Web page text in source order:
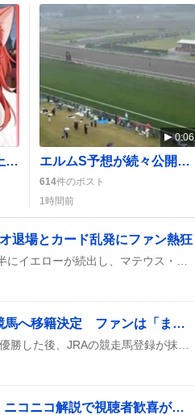
ストリヌ初日が大盛り上がり！新たな仲間と釣り大会で歓喜の声が広がる
0:06
エルムS予想が続々公開、ユーザー熱狂の声「本命馬」「無料公開」
614件のポスト
1時間前
退場とカード乱発にファン熱狂
ガビーズシスター、JRA登録抹消で大井競馬へ移籍決定 ファンは「まだまだやれる！」と期待
岡田彰布前監督が『せやねん』に生出演、ニコニコ解説で視聴者歓喜が話題に